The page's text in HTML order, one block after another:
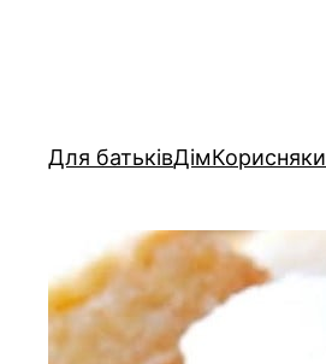
Для батьківДімКорисняки